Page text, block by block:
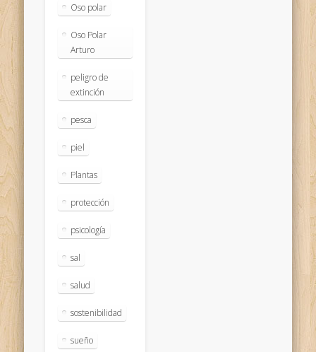
Oso polar
Oso Polar
Arturo
peligro de
extinción
pesca
piel
Plantas
protección
psicología
sal
salud
sostenibilidad
sueño